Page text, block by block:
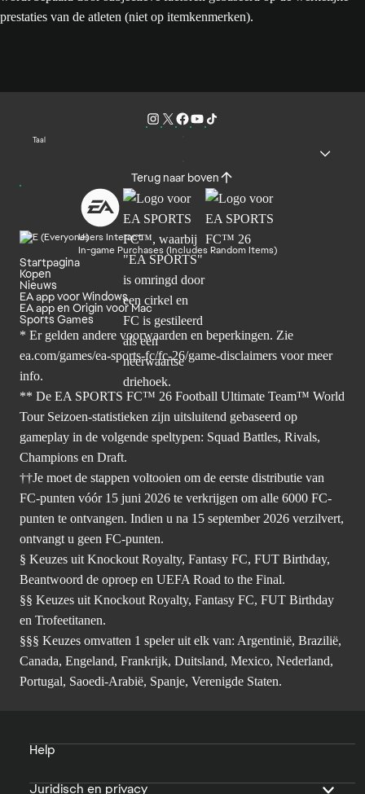
prestaties van de atleten (niet op itemkenmerken).
Taal
Terug naar boven
Users Interact
In-game Purchases (Includes Random Items)
Startpagina
Kopen
Nieuws
EA app voor Windows
EA app en Origin voor Mac
Sports Games
* Er gelden andere voorwaarden en beperkingen. Zie
ea.com/games/ea-sports-fc/fc-26/game-disclaimers voor meer
info.
** De EA SPORTS FC™ 26 Football Ultimate Team™ World
Tour Seizoen-statistieken zijn uitsluitend gebaseerd op
gameplay in de volgende speltypen: Squad Battles, Rivals,
Champions en Draft.
††Je moet de stappen voltooien om de eerste distributie van
FC-punten vóór 15 juni 2026 te verkrijgen om alle 6000 FC-
punten te ontvangen. Indien u na 15 september 2026 verzilvert,
ontvangt u geen FC-punten.
§ Keuzes uit Knockout Royalty, Fantasy FC, FUT Birthday,
Beantwoord de oproep en UEFA Road to the Final.
§§ Keuzes uit Knockout Royalty, Fantasy FC, FUT Birthday
en Trofeetitanen.
§§§ Keuzes omvatten 1 speler uit elk van: Argentinië, Brazilië,
Canada, Engeland, Frankrijk, Duitsland, Mexico, Nederland,
Portugal, Saoedi-Arabië, Spanje, Verenigde Staten.
Help
Juridisch en privacy